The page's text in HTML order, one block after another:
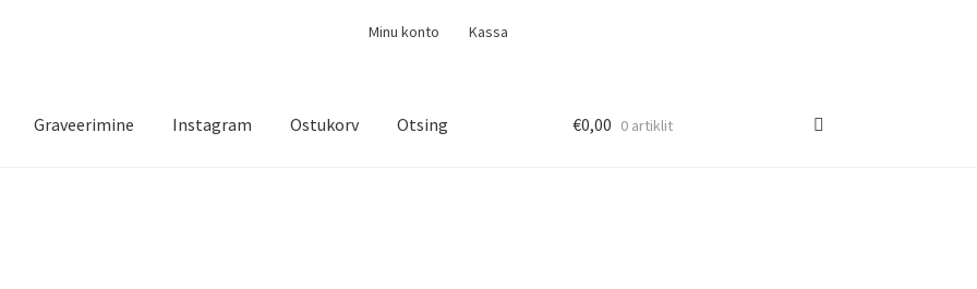
Minu konto Kassa
Graveerimine Instagram Ostukorv Otsing €0,00 0 artiklit